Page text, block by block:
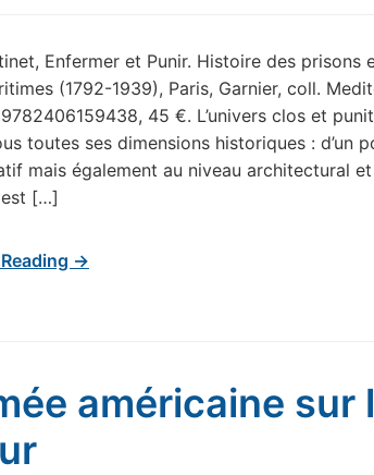
Enfermer et Punir. Histoire des prisons
(1792-1939), Paris, Garnier, coll.
45 €. L’univers clos et
toutes ses dimensions historiques : d’un
mais également au niveau architectural
[…]
→
américaine sur